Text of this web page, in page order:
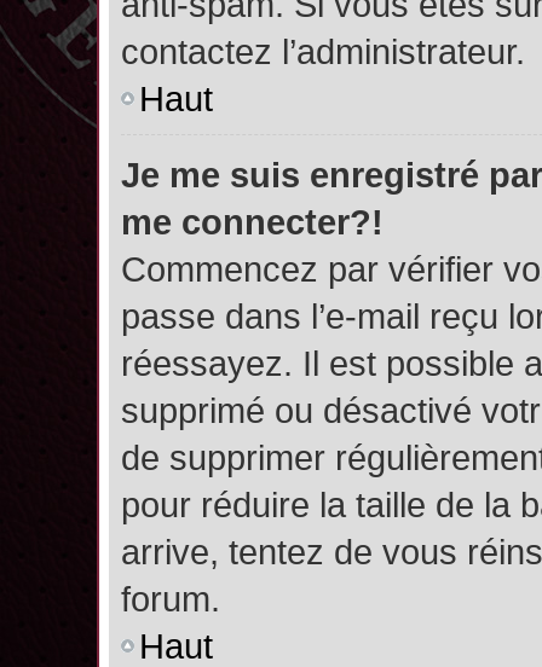
contactez l’administrateur.
Haut
Je me suis enregistré
me connecter?!
Commencez par vérifier
passe dans l’e-mail reçu
réessayez. Il est possible
supprimé ou désactivé
de supprimer
pour réduire la taille de la
arrive, tentez de vous
forum.
Haut